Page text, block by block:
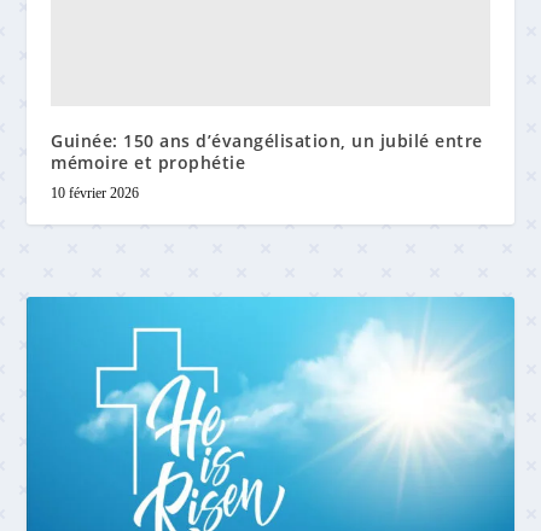
Guinée: 150 ans d’évangélisation, un jubilé entre
mémoire et prophétie
10 février 2026